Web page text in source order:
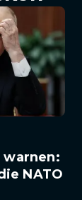
warnen:
NATO